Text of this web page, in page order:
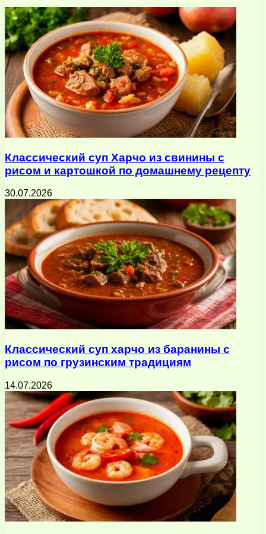
почту
Классический суп Харчо из свинины с
рисом и картошкой по домашнему рецепту
30.07.2026
Классический суп харчо из баранины с
рисом по грузинским традициям
14.07.2026